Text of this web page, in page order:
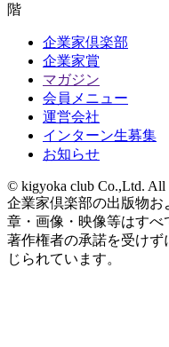
階
企業家倶楽部
企業家賞
マガジン
会員メニュー
運営会社
インターン生募集
お知らせ
© kigyoka club Co.,Ltd. All
企業家倶楽部の出版物お
章・画像・映像等はすべ
著作権者の承諾を受け
じられています。